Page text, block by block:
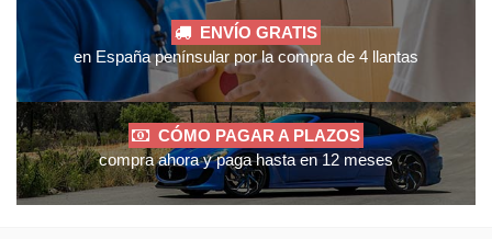
ENVÍO GRATIS
en España penínsular por la compra de 4 llantas
CÓMO PAGAR A PLAZOS
compra ahora y paga hasta en 12 meses